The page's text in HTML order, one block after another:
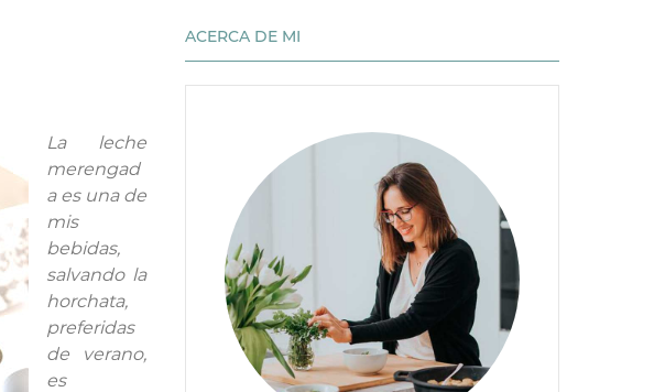
La leche
merengad
a es una de
mis
bebidas,
salvando la
horchata,
preferidas
de verano,
es
ACERCA DE MI